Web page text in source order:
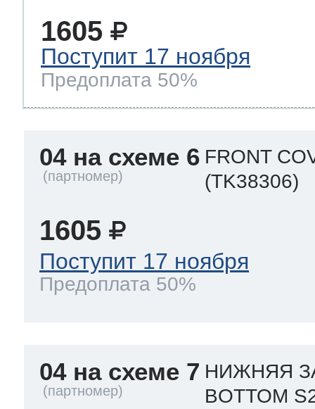
1605
Поступит 17 ноября
Предоплата 50%
04 на схеме 6 FRONT
(TK38306)
1605
Поступит 17 ноября
Предоплата 50%
04 на схеме 7 НИЖНЯЯ
BOTTOM